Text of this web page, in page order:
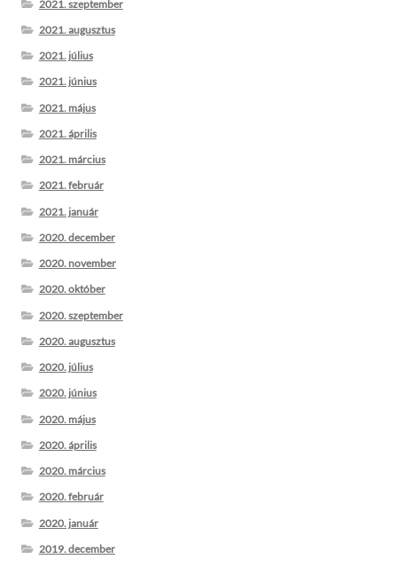
2021. szeptember
2021. augusztus
2021. július
2021. június
2021. május
2021. április
2021. március
2021. február
2021. január
2020. december
2020. november
2020. október
2020. szeptember
2020. augusztus
2020. július
2020. június
2020. május
2020. április
2020. március
2020. február
2020. január
2019. december